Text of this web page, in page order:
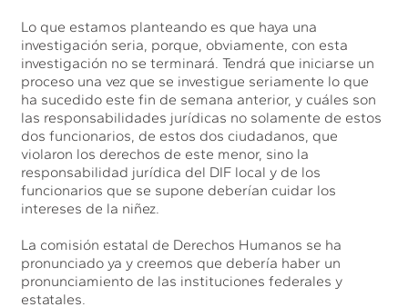
Lo que estamos planteando es que haya una
investigación seria, porque, obviamente, con esta
investigación no se terminará. Tendrá que iniciarse un
proceso una vez que se investigue seriamente lo que
ha sucedido este fin de semana anterior, y cuáles son
las responsabilidades jurídicas no solamente de estos
dos funcionarios, de estos dos ciudadanos, que
violaron los derechos de este menor, sino la
responsabilidad jurídica del DIF local y de los
funcionarios que se supone deberían cuidar los
intereses de la niñez.
La comisión estatal de Derechos Humanos se ha
pronunciado ya y creemos que debería haber un
pronunciamiento de las instituciones federales y
estatales.